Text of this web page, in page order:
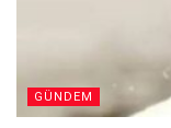
GÜNDEM